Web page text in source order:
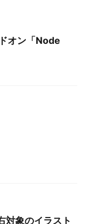
オン「Node
象のイラスト